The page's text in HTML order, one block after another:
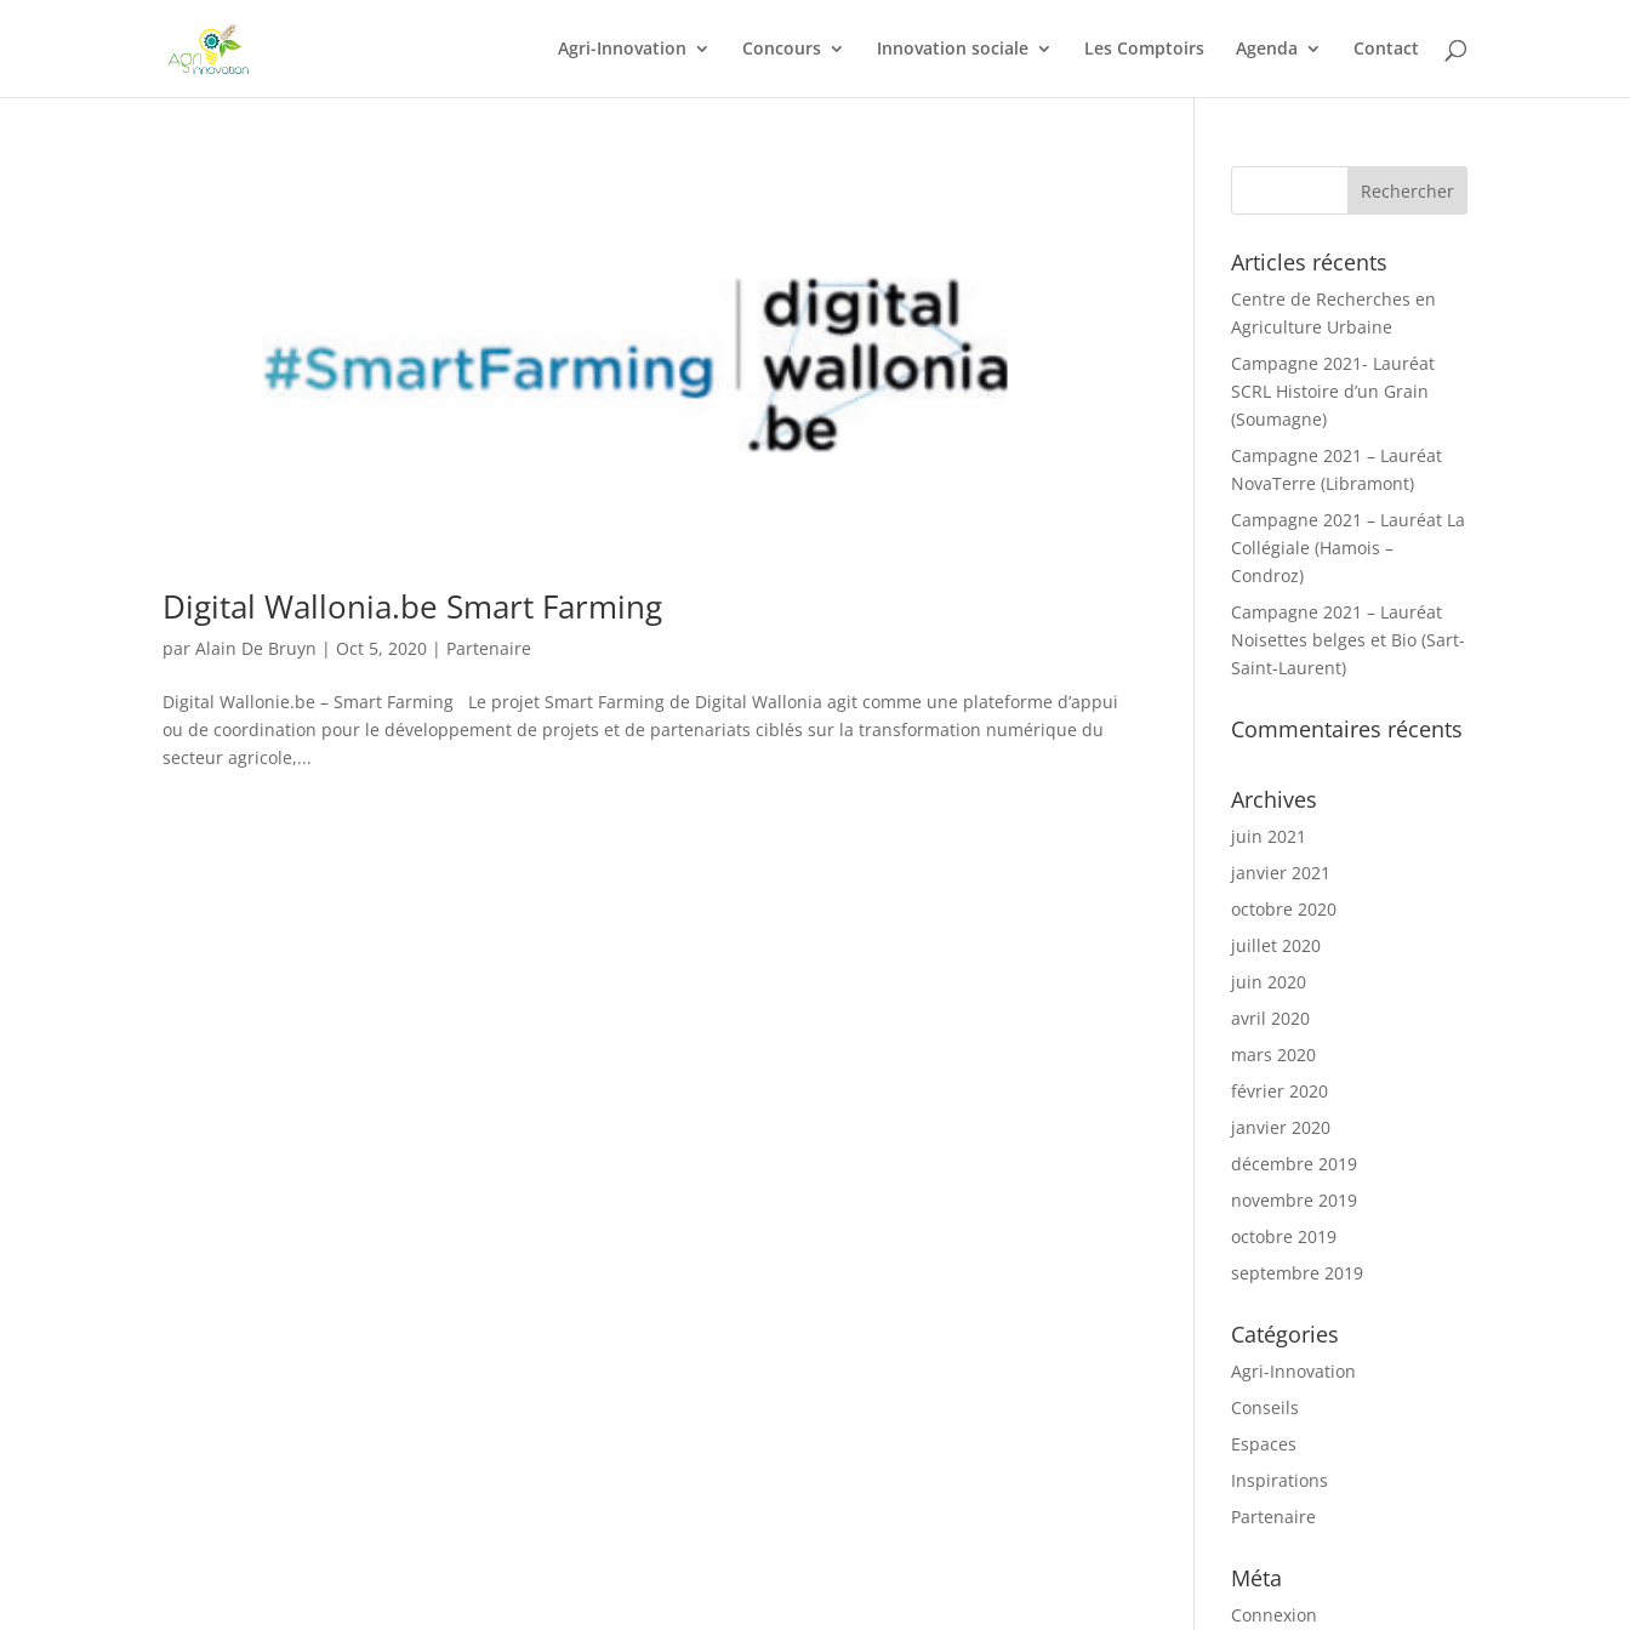
Agri-Innovation Concours Innovation sociale Les Comptoirs Agenda Contact
Digital Wallonia.be Smart Farming
parAlain De Bruyn | Oct 5, 2020 | Partenaire
Digital Wallonie.be – Smart Farming Le projet Smart Farming de Digital Wallonia agit comme une plateforme d’appui
ou de coordination pour le développement de projets et de partenariats ciblés sur la transformation numérique du
secteur agricole,...
Articles récents
Centre de Recherches en
Agriculture Urbaine
Campagne 2021- Lauréat
SCRL Histoire d’un Grain
(Soumagne)
Campagne 2021 – Lauréat
NovaTerre (Libramont)
Campagne 2021 – Lauréat La
Collégiale (Hamois –
Condroz)
Campagne 2021 – Lauréat
Noisettes belges et Bio (Sart-
Saint-Laurent)
Commentaires récents
Archives
juin 2021
janvier 2021
octobre 2020
juillet 2020
juin 2020
avril 2020
mars 2020
février 2020
janvier 2020
décembre 2019
novembre 2019
octobre 2019
septembre 2019
Catégories
Agri-Innovation
Conseils
Espaces
Inspirations
Partenaire
Méta
Connexion